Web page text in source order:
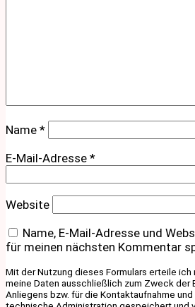
Name *
E-Mail-Adresse *
Website
Name, E-Mail-Adresse und
für meinen nächsten Kommentar
Mit der Nutzung dieses Formulars erteile ich
meine Daten ausschließlich zum Zweck der
Anliegens bzw. für die Kontaktaufnahme